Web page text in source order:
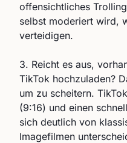
offensichtliches
selbst moderiert wird,
verteidigen.
3. Reicht es aus,
TikTok hochzuladen?
um zu scheitern.
(9:16) und einen
sich deutlich von
Imagefilmen